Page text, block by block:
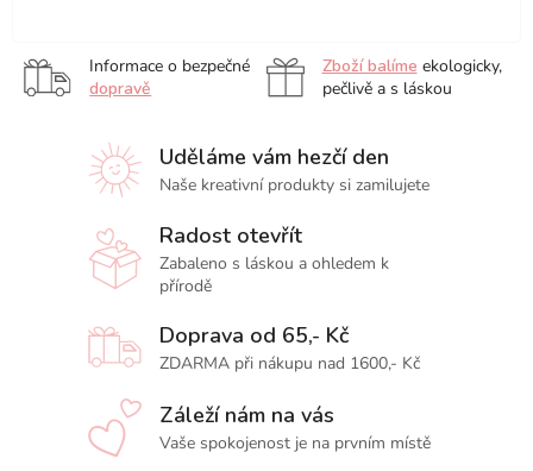
Informace o bezpečné
dopravě
Zboží balíme ekologicky,
pečlivě a s láskou
Uděláme vám hezčí den
Naše kreativní produkty si zamilujete
Radost otevřít
Zabaleno s láskou a ohledem k
přírodě
Doprava od 65,- Kč
ZDARMA při nákupu nad 1600,- Kč
Záleží nám na vás
Vaše spokojenost je na prvním místě